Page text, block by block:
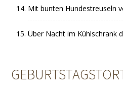
Mit bunten Hundestreuseln
Über Nacht im Kühlschrank